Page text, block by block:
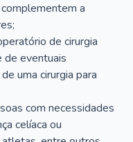
a
de cirurgia
de eventuais
uma cirurgia para
com necessidades
celíaca ou